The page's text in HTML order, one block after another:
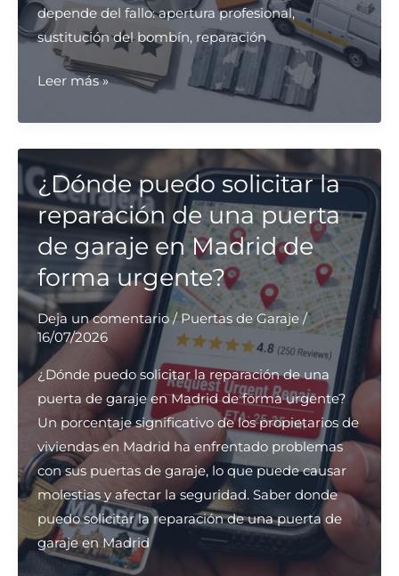
depende del fallo: apertura profesional,
sustitución del bombín, reparación
¿Qué
hay
para
la
reparación
rápida
de
cerraduras
en
Madrid?
Leer más »
¿Dónde puedo solicitar la
reparación de una puerta
de garaje en Madrid de
forma urgente?
Deja un comentario /Puertas de Garaje/
16/07/2026
¿Dónde puedo solicitar la reparación de una
puerta de garaje en Madrid de forma urgente?
Un porcentaje significativo de los propietarios de
viviendas en Madrid ha enfrentado problemas
con sus puertas de garaje, lo que puede causar
molestias y afectar la seguridad. Saber donde
puedo solicitar la reparación de una puerta de
garaje en Madrid